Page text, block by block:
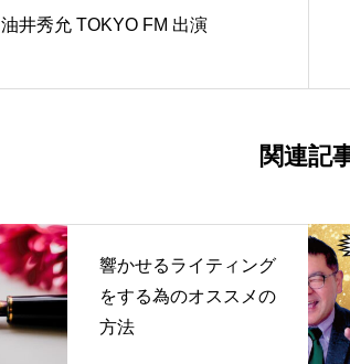
油井秀允 TOKYO FM 出演
関連記
響かせるライティング
をする為のオススメの
方法